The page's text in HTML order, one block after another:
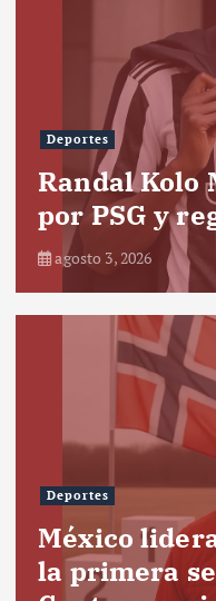
Deportes
Randal Kolo
por PSG y
agosto 3, 2026
Deportes
México
la primera